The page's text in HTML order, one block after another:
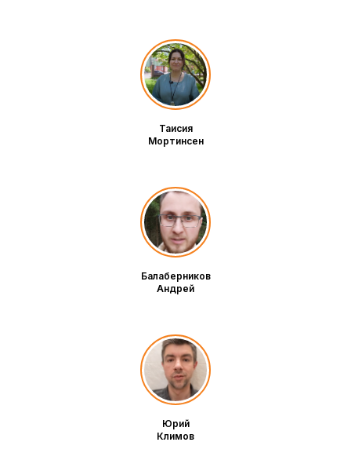
Таисия
Мортинсен
Балаберников
Андрей
Юрий
Климов